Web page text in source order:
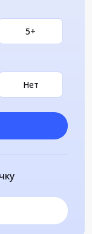
5+
Нет